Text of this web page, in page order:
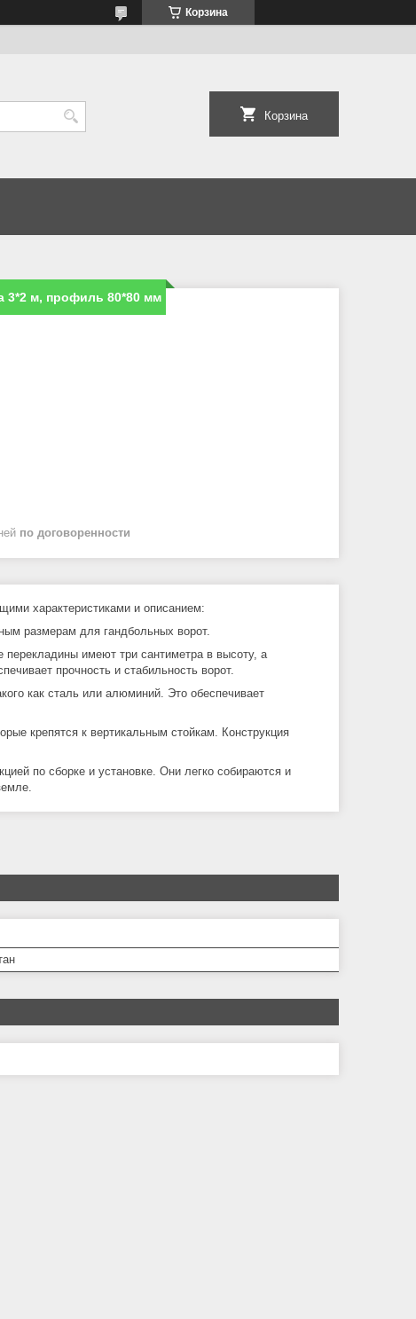
Корзина
Корзина
3*2 м, профиль 80*80 мм
по договоренности
характеристиками и описанием:
размерам для гандбольных ворот.
имеют три сантиметра в высоту, а
прочность и стабильность ворот.
как сталь или алюминий. Это обеспечивает
крепятся к вертикальным стойкам. Конструкция
по сборке и установке. Они легко собираются и